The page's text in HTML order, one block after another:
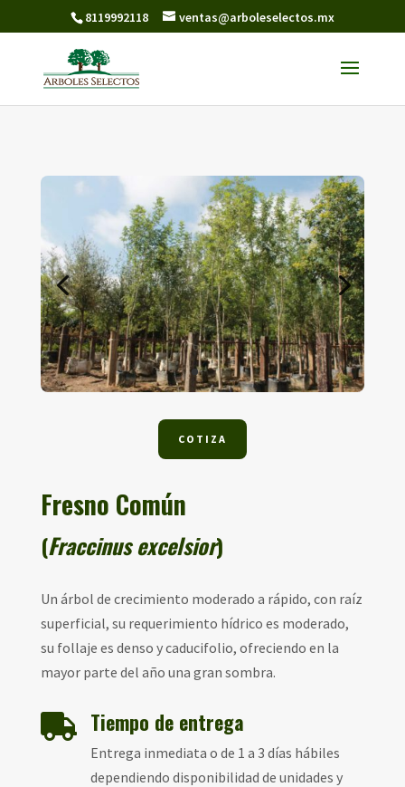
8119992118 ventas@arboleselectos.mx
COTIZA
Fresno Común
(Fraccinus excelsior)
Un árbol de crecimiento moderado a rápido, con raíz
superficial, su requerimiento hídrico es moderado,
su follaje es denso y caducifolio, ofreciendo en la
mayor parte del año una gran sombra.
 Tiempo de entrega
Entrega inmediata o de 1 a 3 días hábiles
dependiendo disponibilidad de unidades y